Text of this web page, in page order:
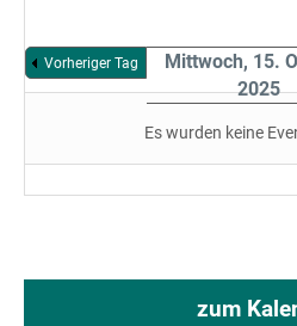
Vorheriger Tag
Mittwoch, 15.
2025
Es wurden keine
zum